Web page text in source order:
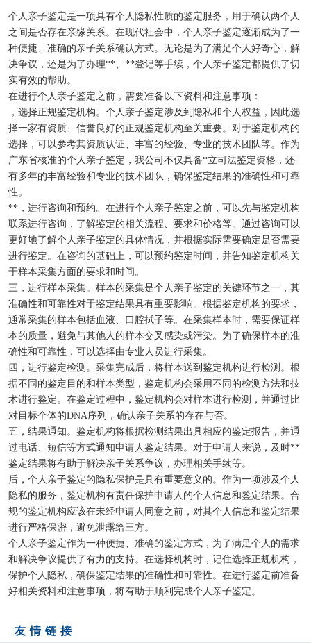
个人亲子鉴定是一项具有个人隐私性质的鉴定服务，用于确认两个人
之间是否存在亲缘关系。在现代社会中，个人亲子鉴定逐渐成为了一
种便捷、准确的亲子关系确认方式。无论是为了满足个人好奇心，解
决争议，还是为了办理**、**登记等手续，个人亲子鉴定都提供了切
实有效的帮助。
在进行个人亲子鉴定之前，需要准备以下资料和注意事项：
，选择正规鉴定机构。个人亲子鉴定涉及到隐私和个人权益，因此选
择一家有资质、信誉良好的正规鉴定机构至关重要。对于鉴定机构的
选择，可以参考其资质认证、丰富的经验、专业的技术团队等。作为
广东省核准的个人亲子鉴定，我公司不仅具备*立司法鉴定资格，还
有多年的丰富经验和专业的技术团队，确保鉴定结果的准确性和可靠
性。
**，进行咨询和预约。在进行个人亲子鉴定之前，可以先与鉴定机构
联系进行咨询，了解鉴定的相关流程、要求和价格等。通过咨询可以
更好地了解个人亲子鉴定的具体情况，并根据实际需要确定是否需要
进行鉴定。在咨询的基础上，可以预约鉴定时间，并告知鉴定机构关
于样本采集方面的要求和时间。
三，进行样本采集。样本的采集是个人亲子鉴定的关键环节之一，其
准确性和可靠性对于鉴定结果具有重要影响。根据鉴定机构的要求，
通常采集的样本包括血液、口腔拭子等。在采集样本时，需要保证样
本的质量，避免与其他人的样本交叉感染或污染。为了确保样本的准
确性和可靠性，可以选择由专业人员进行采集。
四，进行鉴定检测。采集完成后，将样本送到鉴定机构进行检测。根
据不同的鉴定目的和样本类型，鉴定机构会采用不同的检测方法和技
术进行鉴定。在鉴定过程中，鉴定机构会对样本进行检测，并通过比
对目标个体的DNA序列，确认亲子关系的存在与否。
五，结果通知。鉴定机构将根据检测结果出具相应的鉴定报告，并通
过电话、短信等方式通知申请人鉴定结果。对于申请人来说，及时**
鉴定结果将有助于解决亲子关系争议，办理相关手续等。
后，个人亲子鉴定的隐私保护是具有重要意义的。作为一项涉及个人
隐私的服务，鉴定机构有责任保护申请人的个人信息和鉴定结果。合
规的鉴定机构应该在未经申请人同意之前，对其个人信息和鉴定结果
进行严格保密，避免泄露给三方。
个人亲子鉴定作为一种便捷、准确的鉴定方式，为了满足个人的需求
和解决争议提供了有力的支持。在选择机构时，记住选择正规机构，
保护个人隐私，确保鉴定结果的准确性和可靠性。在进行鉴定前准备
好相关资料和注意事项，将有助于顺利完成个人亲子鉴定。
友情链接